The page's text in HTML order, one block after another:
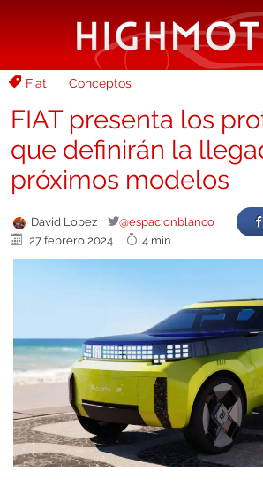
Fiat Conceptos
FIAT presenta los
que definirán la
próximos modelos
David Lopez
@espacionblanco
27 febrero 2024
4 min.